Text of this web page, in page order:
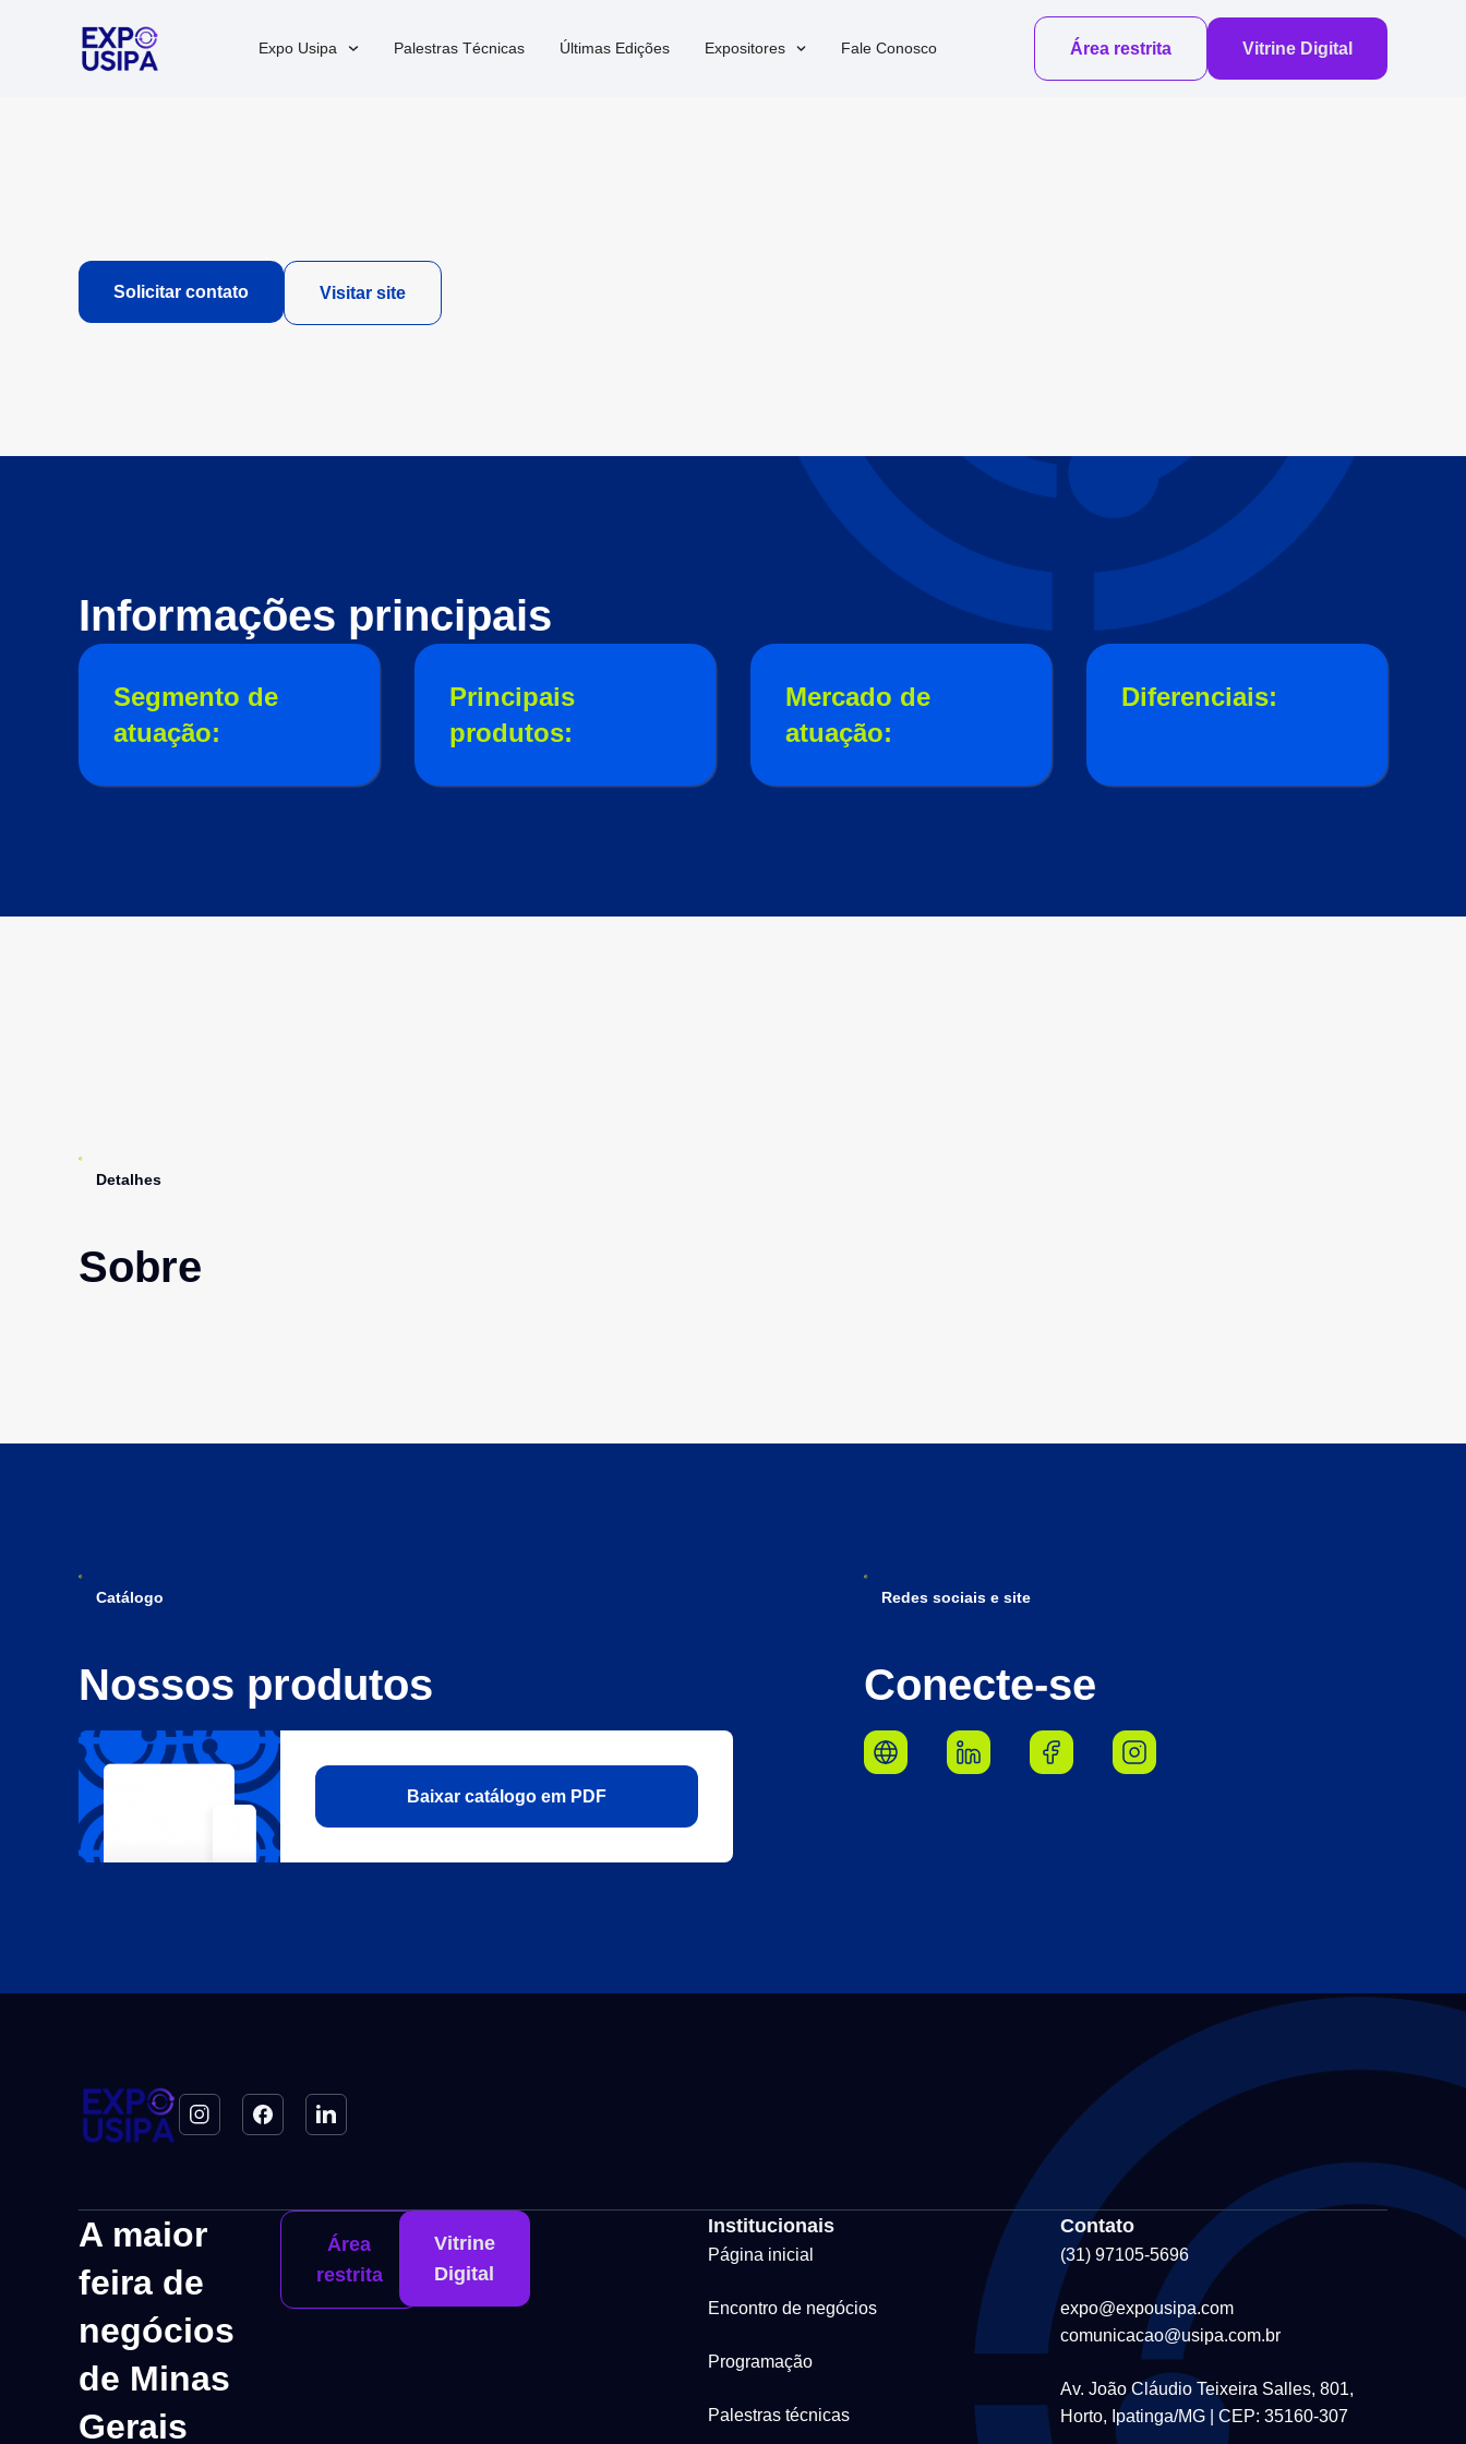
Expo Usipa Palestras Técnicas Últimas Edições Expositores Fale Conosco Área restrita Vitrine Digital
Solicitar contato Visitar site
Informações principais
Segmento de
atuação:
Principais
produtos:
Mercado de
atuação:
Diferenciais:
Detalhes
Sobre
Catálogo
Nossos produtos
Baixar catálogo em PDF
Redes sociais e site
Conecte-se
A maior
feira de
negócios
de Minas
Gerais
Área
restrita
Vitrine
Digital
Institucionais
Página inicial
Encontro de negócios
Programação
Palestras técnicas
Contato
(31) 97105-5696
expo@expousipa.com
comunicacao@usipa.com.br
Av. João Cláudio Teixeira Salles, 801,
Horto, Ipatinga/MG | CEP: 35160-307